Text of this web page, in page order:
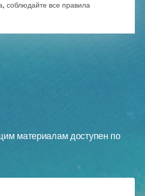
соблюдайте все правила
материалам доступен по